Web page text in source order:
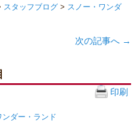
スタッフブログ > スノー・ワンダ
次の記事へ →
印刷
ンダー・ランド